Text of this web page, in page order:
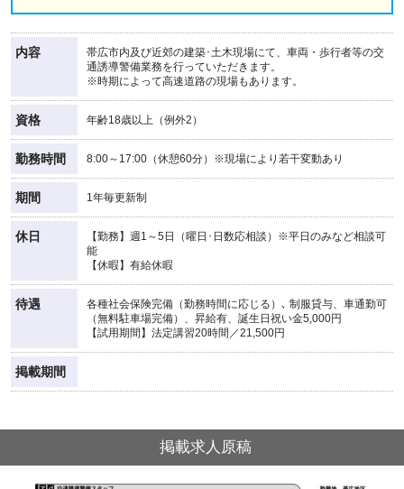
内容
帯広市内及び近郊の建築･土木現場にて、車両・歩行者等の交
通誘導警備業務を行っていただきます。
※時期によって高速道路の現場もあります。
資格 年齢18歳以上（例外2）
勤務時間 8:00～17:00（休憩60分）※現場により若干変動あり
期間 1年毎更新制
休日
【勤務】週1～5日（曜日･日数応相談）※平日のみなど相談可
能
【休暇】有給休暇
待遇
各種社会保険完備（勤務時間に応じる）､ 制服貸与、車通勤可
（無料駐車場完備）、昇給有、誕生日祝い金5,000円
【試用期間】法定講習20時間／21,500円
掲載期間
掲載求人原稿